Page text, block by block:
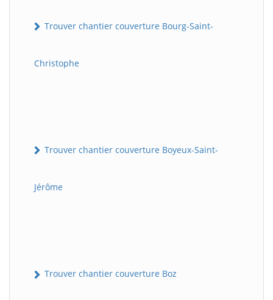
Trouver chantier couverture Bourg-Saint-
Christophe
Trouver chantier couverture Boyeux-Saint-
Jérôme
Trouver chantier couverture Boz